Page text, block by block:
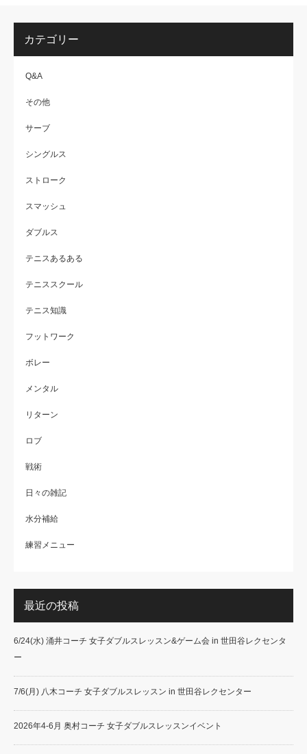
カテゴリー
Q&A
その他
サーブ
シングルス
ストローク
スマッシュ
ダブルス
テニスあるある
テニススクール
テニス知識
フットワーク
ボレー
メンタル
リターン
ロブ
戦術
日々の雑記
水分補給
練習メニュー
最近の投稿
6/24(水) 涌井コーチ 女子ダブルスレッスン&ゲーム会 in 世田谷レクセンタ
ー
7/6(月) 八木コーチ 女子ダブルスレッスン in 世田谷レクセンター
2026年4-6月 奥村コーチ 女子ダブルスレッスンイベント